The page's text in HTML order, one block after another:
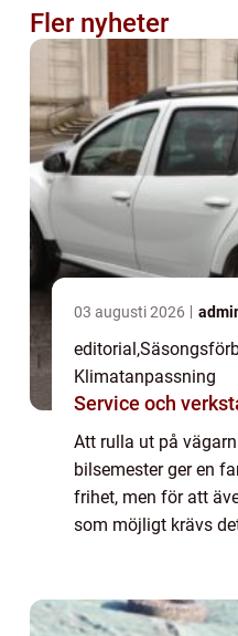
Fler nyheter
03 augusti 2026
editorial,
Klimatanpassning
Service och
Att rulla ut på
bilsemester ger en
frihet, men för att
som möjligt krävs